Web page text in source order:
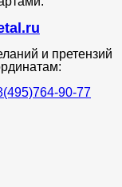
и претензий
90-77